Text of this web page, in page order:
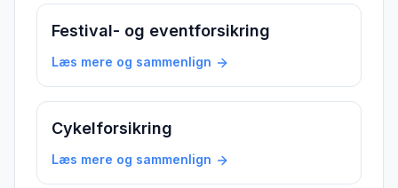
Festival- og eventforsikring
Læs mere og sammenlign
Cykelforsikring
Læs mere og sammenlign